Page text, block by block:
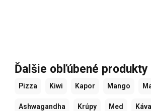
Ďalšie obľúbené produkty
Pizza Kiwi Kapor Mango
Ashwagandha Krúpy Med Káva